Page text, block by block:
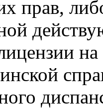
прав,